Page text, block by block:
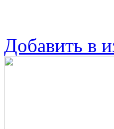
Добавить в